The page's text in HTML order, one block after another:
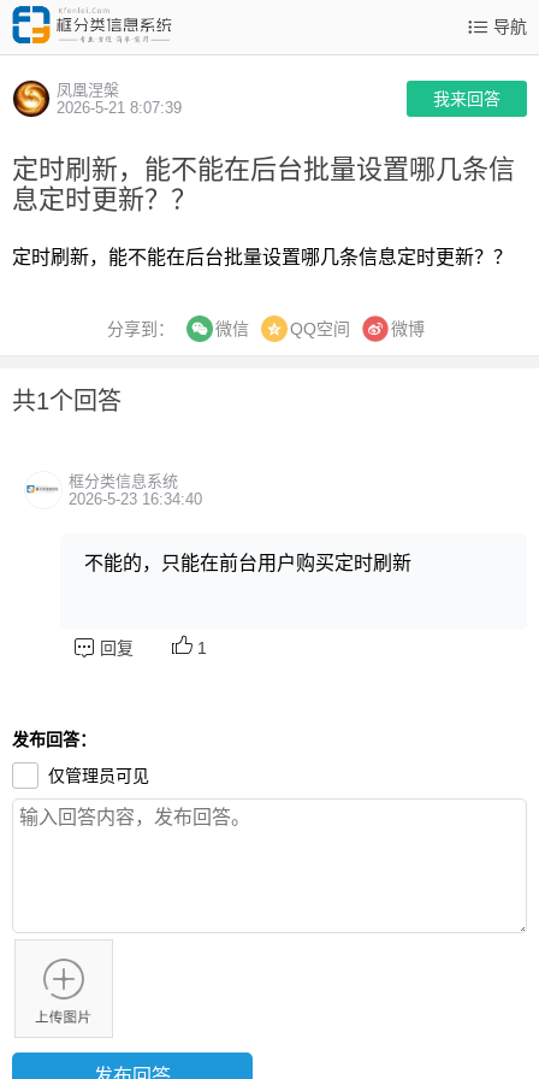
导航
凤凰涅槃
2026-5-21 8:07:39
我来回答
定时刷新，能不能在后台批量设置哪几条信
息定时更新？？
定时刷新，能不能在后台批量设置哪几条信息定时更新？？
分享到： 微信 QQ空间 微博
共1个回答
框分类信息系统
2026-5-23 16:34:40
不能的，只能在前台用户购买定时刷新
回复 1
发布回答：
仅管理员可见